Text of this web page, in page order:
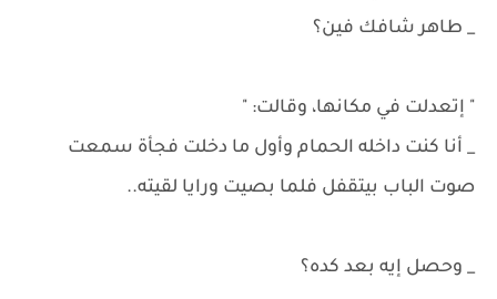
_ طاهر شافك فين؟
" إتعدلت في مكانها، وقالت: "
_ أنا كنت داخله الحمام وأول ما دخلت فجأة سمعت
صوت الباب بيتقفل فلما بصيت ورايا لقيته..
_ وحصل إيه بعد كده؟